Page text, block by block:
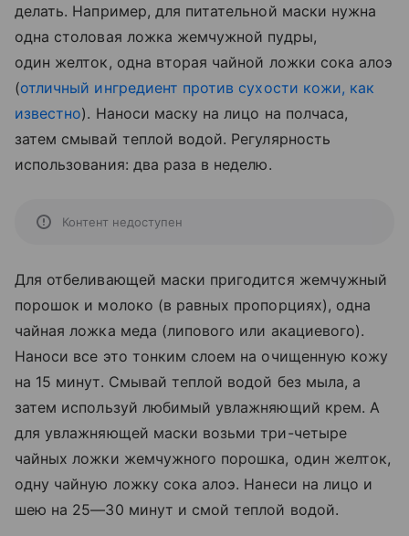
делать. Например, для питательной маски нужна
одна столовая ложка жемчужной пудры,
один желток, одна вторая чайной ложки сока алоэ
(отличный ингредиент против сухости кожи, как
известно). Наноси маску на лицо на полчаса,
затем смывай теплой водой. Регулярность
использования: два раза в неделю.
Контент недоступен
Для отбеливающей маски пригодится жемчужный
порошок и молоко (в равных пропорциях), одна
чайная ложка меда (липового или акациевого).
Наноси все это тонким слоем на очищенную кожу
на 15 минут. Смывай теплой водой без мыла, а
затем используй любимый увлажняющий крем. А
для увлажняющей маски возьми три-четыре
чайных ложки жемчужного порошка, один желток,
одну чайную ложку сока алоэ. Нанеси на лицо и
шею на 25—30 минут и смой теплой водой.